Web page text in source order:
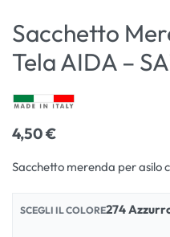
Sacchetto
Tela AIDA –
4,50€
Sacchetto merenda per asilo
SCEGLI IL COLORE274